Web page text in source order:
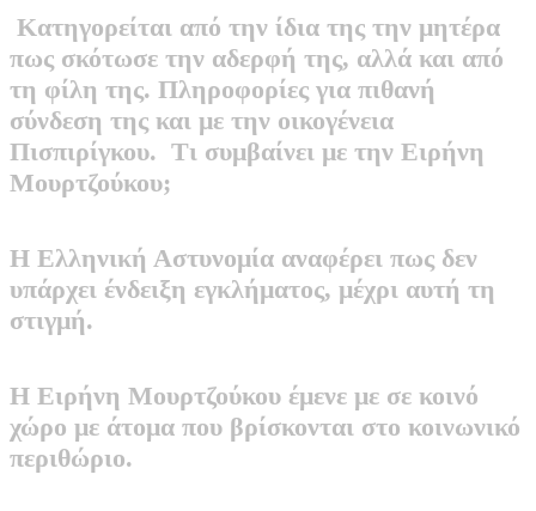
Κατηγορείται από την ίδια της την μητέρα
πως σκότωσε την αδερφή της, αλλά και από
τη φίλη της. Πληροφορίες για πιθανή
σύνδεση της και με την οικογένεια
Πισπιρίγκου. Τι συμβαίνει με την Ειρήνη
Μουρτζούκου;
Η Ελληνική Αστυνομία αναφέρει πως δεν
υπάρχει ένδειξη εγκλήματος, μέχρι αυτή τη
στιγμή.
Η Ειρήνη Μουρτζούκου έμενε με σε κοινό
χώρο με άτομα που βρίσκονται στο κοινωνικό
περιθώριο.